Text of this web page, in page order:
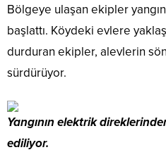
Bölgeye ulaşan ekipler
başlattı. Köydeki evlere
durduran ekipler, alevlerin
sürdürüyor.
Yangının elektrik
ediliyor.